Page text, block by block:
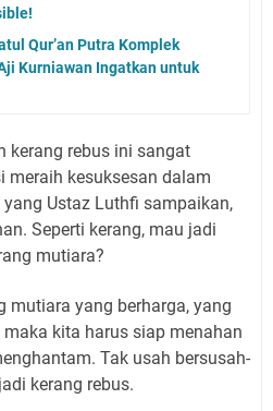
Qur’an Putra Komplek
Kurniawan Ingatkan untuk
kerang rebus ini sangat
kesuksesan dalam
Ustaz Luthfi sampaikan,
Seperti kerang, mau jadi
mutiara?
mutiara yang berharga, yang
kita harus siap menahan
Tak usah bersusah-
kerang rebus.